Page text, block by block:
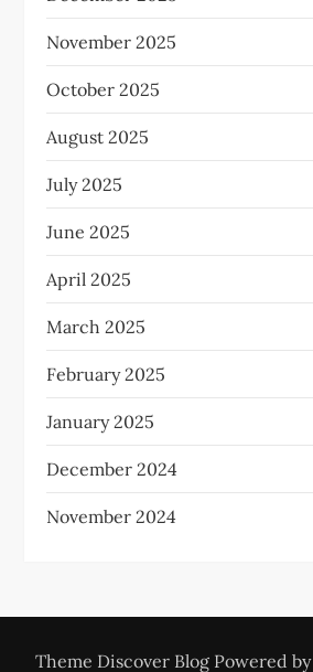
November 2025
October 2025
August 2025
July 2025
June 2025
April 2025
March 2025
February 2025
January 2025
December 2024
November 2024
Theme Discover Blog Powered by